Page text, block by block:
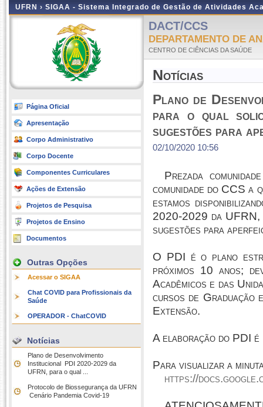
UFRN › SIGAA - Sistema Integrado de Gestão de Atividades
Página Oficial
Apresentação
Corpo Administrativo
Corpo Docente
Componentes Curriculares
Ações de Extensão
Projetos de Pesquisa
Projetos de Ensino
Documentos
Outras Opções
Acessar o SIGAA
Chat COVID para Profissionais da
Saúde
OPERADOR - ChatCOVID
Notícias
Plano de Desenvolvimento
Institucional  PDI 2020-2029 da
UFRN, para o qual ...
Protocolo de Biossegurança da UFRN
 Cenário Pandemia Covid-19
DACT/CCS
DEPARTAMENTO DE
CENTRO DE CIÊNCIAS DA SAÚDE
Notícias
Plano de
para o qual
sugestões para
02/10/2020 10:56
Prezada
comunidade do CCS a
estamos
2020-2029 da UFRN,
sugestões para
O PDI é o plano
próximos 10 anos;
Acadêmicos e das
cursos de Graduação
Extensão.
A elaboração do PDI é
Para visualizar a
https://